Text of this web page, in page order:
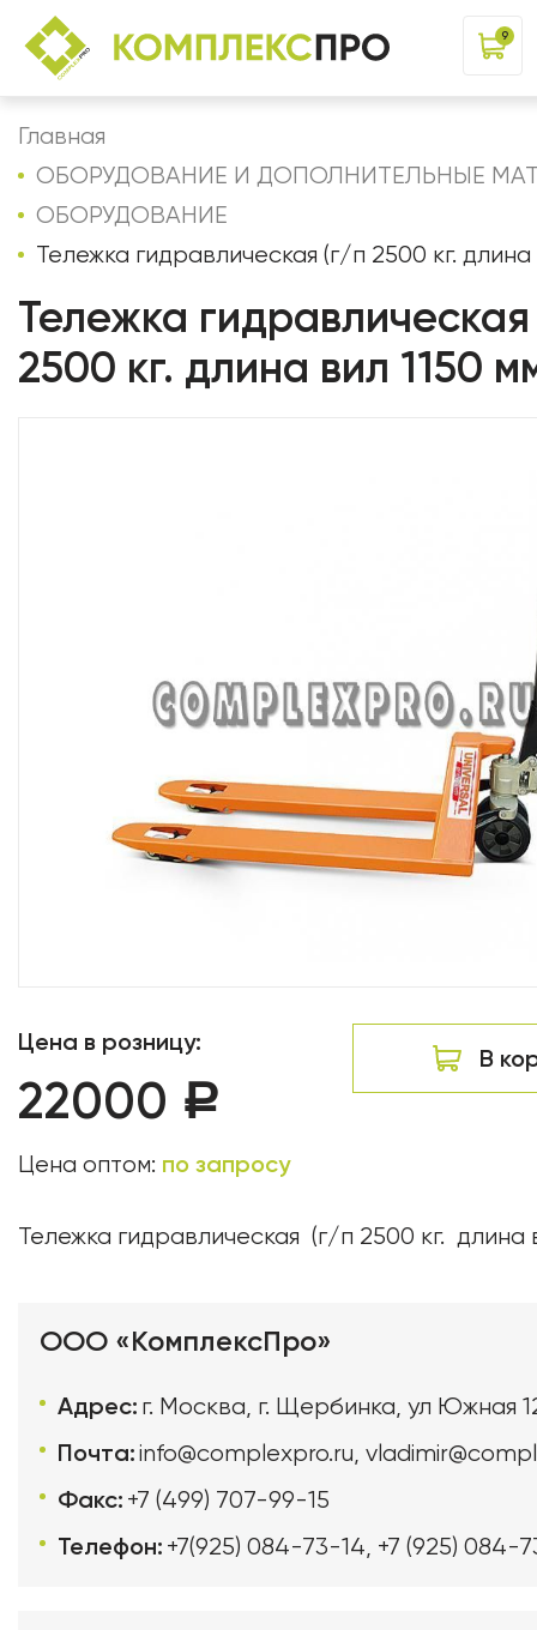
9
Главная
ОБОРУДОВАНИЕ И ДОПОЛНИТЕЛЬНЫЕ
ОБОРУДОВАНИЕ
Тележка гидравлическая (г/п 2500 кг. длина
Тележка
2500 кг. длина вил 1150
Цена в розницу:
22000 Р
Цена оптом: по запросу
В
Тележка гидравлическая (г/п 2500 кг. длина
ООО «КомплексПро»
Адрес: г. Москва, г. Щербинка, ул Южная
Почта:info@complexpro.ru,
Факс: +7 (499) 707-99-15
Телефон: +7(925) 084-73-14, +7 (925) 084-